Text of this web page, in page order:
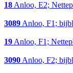
18Anloo, E2;
3089Anloo, F1;
19Anloo, F1;
3090Anloo, F2;